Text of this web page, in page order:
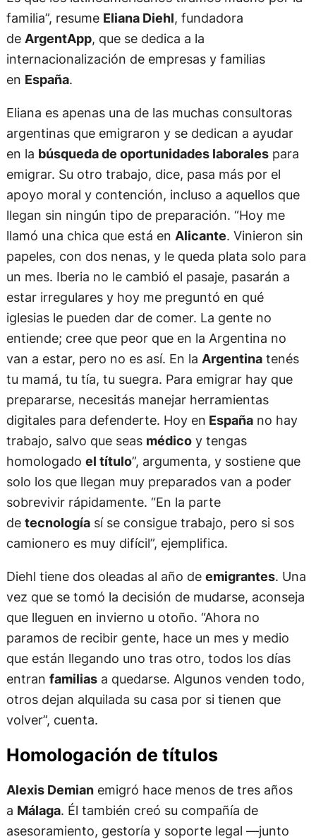
familia”, resume Eliana Diehl, fundadora
de ArgentApp, que se dedica a la
internacionalización de empresas y familias
en España.
Eliana es apenas una de las muchas consultoras
argentinas que emigraron y se dedican a ayudar
en la búsqueda de oportunidades laboralespara
emigrar. Su otro trabajo, dice, pasa más por el
apoyo moral y contención, incluso a aquellos que
llegan sin ningún tipo de preparación. “Hoy me
llamó una chica que está en Alicante. Vinieron sin
papeles, con dos nenas, y le queda plata solo para
un mes. Iberia no le cambió el pasaje, pasarán a
estar irregulares y hoy me preguntó en qué
iglesias le pueden dar de comer. La gente no
entiende; cree que peor que en la Argentina no
van a estar, pero no es así. En la Argentinatenés
tu mamá, tu tía, tu suegra. Para emigrar hay que
prepararse, necesitás manejar herramientas
digitales para defenderte. Hoy en Españano hay
trabajo, salvo que seas médicoy tengas
homologado el título”, argumenta, y sostiene que
solo los que llegan muy preparados van a poder
sobrevivir rápidamente. “En la parte
de tecnologíasí se consigue trabajo, pero si sos
camionero es muy difícil”, ejemplifica.
Diehl tiene dos oleadas al año de emigrantes. Una
vez que se tomó la decisión de mudarse, aconseja
que lleguen en invierno u otoño. “Ahora no
paramos de recibir gente, hace un mes y medio
que están llegando uno tras otro, todos los días
entran familiasa quedarse. Algunos venden todo,
otros dejan alquilada su casa por si tienen que
volver”, cuenta.
Homologación de títulos
Alexis Demianemigró hace menos de tres años
a Málaga. Él también creó su compañía de
asesoramiento, gestoría y soporte legal —junto